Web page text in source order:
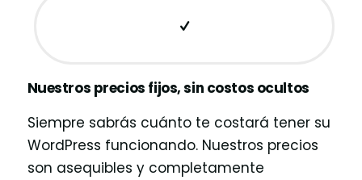
Nuestros precios fijos, sin costos ocultos
Siempre sabrás cuánto te costará tener su
WordPress funcionando. Nuestros precios
son asequibles y completamente